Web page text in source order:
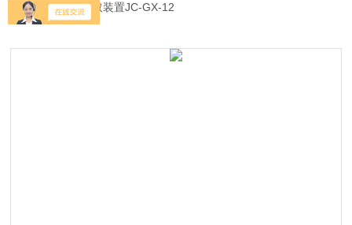
理
> 固相萃取装置JC-GX-12